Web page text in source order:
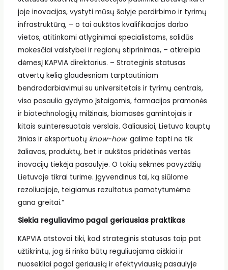
joje inovacijas, vystyti mūsų šalyje perdirbimo ir tyrimų
infrastruktūrą, – o tai aukštos kvalifikacijos darbo
vietos, atitinkami atlyginimai specialistams, solidūs
mokesčiai valstybei ir regionų stiprinimas, – atkreipia
dėmesį KAPVIA direktorius. – Strateginis statusas
atvertų kelią glaudesniam tarptautiniam
bendradarbiavimui su universitetais ir tyrimų centrais,
viso pasaulio gydymo įstaigomis, farmacijos pramonės
ir biotechnologijų milžinais, biomasės gamintojais ir
kitais suinteresuotais verslais. Galiausiai, Lietuva kauptų
žinias ir eksportuotų know-how: galime tapti ne tik
žaliavos, produktų, bet ir aukštos pridėtinės vertės
inovacijų tiekėja pasaulyje. O tokių sėkmės pavyzdžių
Lietuvoje tikrai turime. Įgyvendinus tai, ką siūlome
rezoliucijoje, teigiamus rezultatus pamatytumėme
gana greitai.“
Siekia reguliavimo pagal geriausias praktikas
KAPVIA atstovai tiki, kad strateginis statusas taip pat
užtikrintų, jog ši rinka būtų reguliuojama aiškiai ir
nuosekliai pagal geriausią ir efektyviausią pasaulyje